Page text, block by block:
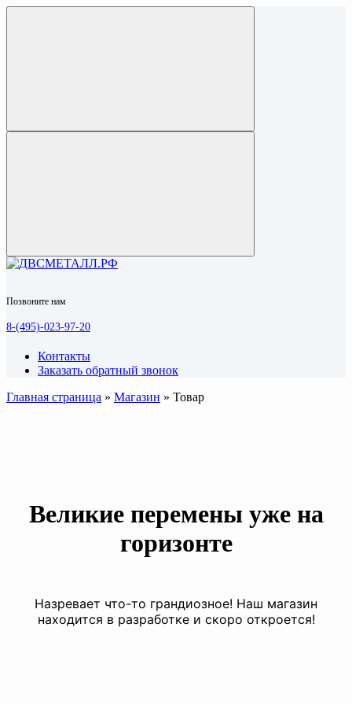
Позвоните нам
8-(495)-023-97-20
Контакты
Заказать обратный звонок
Главная страница » Магазин » Товар
Великие перемены уже на
горизонте
Назревает что-то грандиозное! Наш магазин
находится в разработке и скоро откроется!